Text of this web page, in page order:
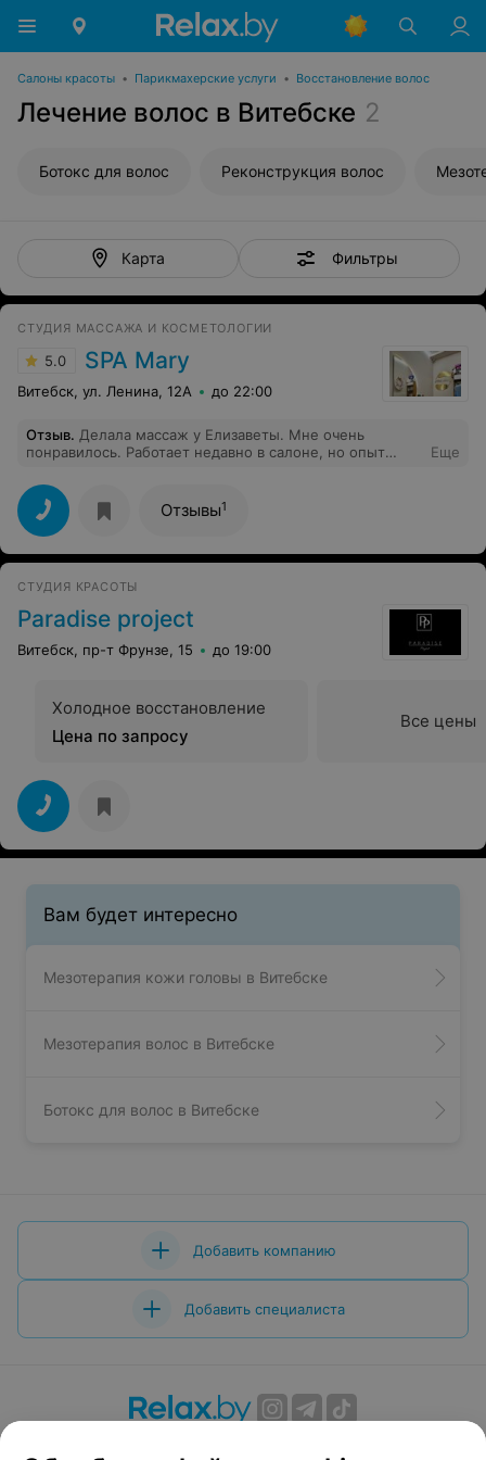
Салоны красоты • Парикмахерские услуги • Восстановление волос
Лечение волос в Витебске 2
Ботокс для волос Реконструкция волос
Карта Фильтры
СТУДИЯ МАССАЖА И КОСМЕТОЛОГИИ
5.0 SPA Mary
Витебск, ул. Ленина, 12А до 22:00
Отзыв. Делала массаж у Елизаветы. Мне очень
понравилось. Работает недавно в салоне, но опыт
Еще
Отзывы1
СТУДИЯ КРАСОТЫ
Paradise project
Витебск, пр-т Фрунзе, 15 до 19:00
Холодное восстановление
Цена по запросу
Все цены
Вам будет интересно
Мезотерапия кожи головы в Витебске
Мезотерапия волос в Витебске
Ботокс для волос в Витебске
Добавить компанию
Добавить специалиста